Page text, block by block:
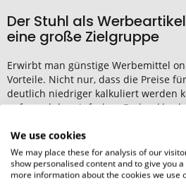
Der Stuhl als
eine große Zielgruppe
Erwirbt man günstige Werbemittel
Vorteile. Nicht nur, dass die Preise
deutlich niedriger kalkuliert werden
aufgrund der einfachen
Stühle. Der Stuhl als Werbeartikel
des Unternehmens als auch dessen
sodass alle Informationen beim
präsent und an prägnanter Stelle
Kombination mit bedruckten
We use cookies
We may place these for analysis of our
show personalised content and to give you
more information about the cookies we use